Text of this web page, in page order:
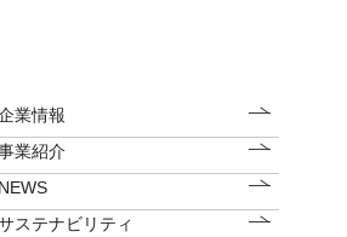
業情報
業紹介
NEWS
ステナビリティ